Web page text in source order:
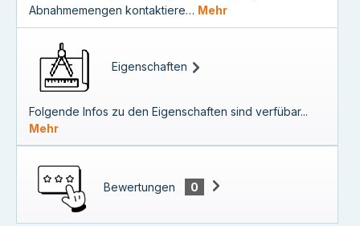
Abnahmemengen kontaktiere… Mehr
Eigenschaften
Folgende Infos zu den Eigenschaften sind verfübar...
Mehr
Bewertungen 0